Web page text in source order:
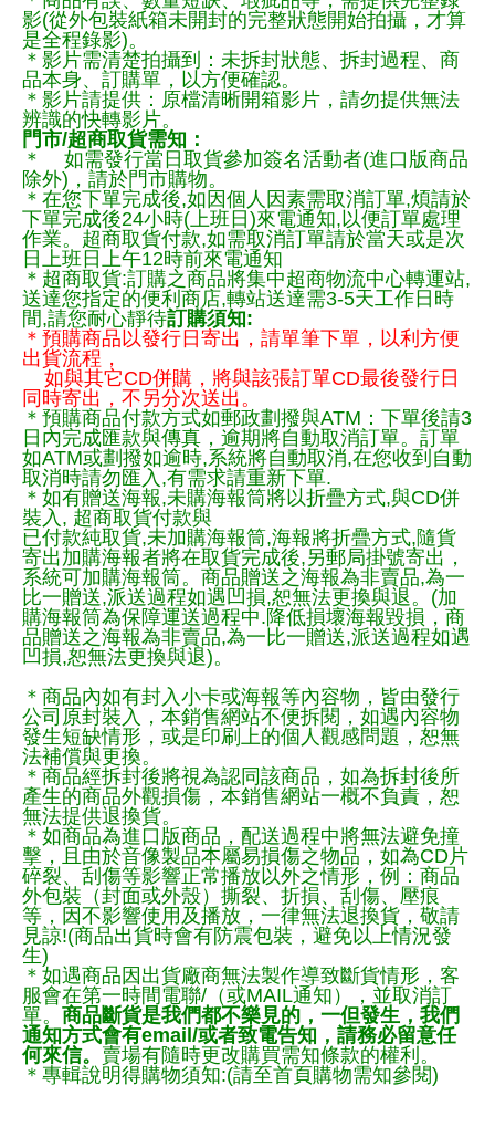
影(從外包裝紙箱未開封的完整狀態開始拍攝，才算
是全程錄影)。
＊影片需清楚拍攝到：未拆封狀態、拆封過程、商
品本身、訂購單，以方便確認。
＊影片請提供：原檔清晰開箱影片，請勿提供無法
辨識的快轉影片。
門市/超商取貨需知：
＊ 如需發行當日取貨參加簽名活動者(進口版商品
除外)，請於門市購物。
＊在您下單完成後,如因個人因素需取消訂單,煩請於
下單完成後24小時(上班日)來電通知,以便訂單處理
作業。超商取貨付款,如需取消訂單請於當天或是次
日上班日上午12時前來電通知
＊超商取貨:訂購之商品將集中超商物流中心轉運站,
送達您指定的便利商店,轉站送達需3-5天工作日時
間,請您耐心靜待訂購須知:
＊預購商品以發行日寄出，請單筆下單，以利方便
出貨流程，
如與其它CD併購，將與該張訂單CD最後發行日
同時寄出，不另分次送出。
＊預購商品付款方式如郵政劃撥與ATM：下單後請3
日內完成匯款與傳真，逾期將自動取消訂單。訂單
如ATM或劃撥如逾時,系統將自動取消,在您收到自動
取消時請勿匯入,有需求請重新下單.
＊如有贈送海報,未購海報筒將以折疊方式,與CD併
裝入, 超商取貨付款與
已付款純取貨,未加購海報筒,海報將折疊方式,隨貨
寄出加購海報者將在取貨完成後,另郵局掛號寄出，
系統可加購海報筒。商品贈送之海報為非賣品,為一
比一贈送,派送過程如遇凹損,恕無法更換與退。(加
購海報筒為保障運送過程中.降低損壞海報毀損，商
品贈送之海報為非賣品,為一比一贈送,派送過程如遇
凹損,恕無法更換與退)。
＊商品內如有封入小卡或海報等內容物，皆由發行
公司原封裝入，本銷售網站不便拆閱，如遇內容物
發生短缺情形，或是印刷上的個人觀感問題，恕無
法補償與更換。
＊商品經拆封後將視為認同該商品，如為拆封後所
產生的商品外觀損傷，本銷售網站一概不負責，恕
無法提供退換貨。
＊如商品為進口版商品，配送過程中將無法避免撞
擊，且由於音像製品本屬易損傷之物品，如為CD片
碎裂、刮傷等影響正常播放以外之情形，例：商品
外包裝（封面或外殼）撕裂、折損、刮傷、壓痕
等，因不影響使用及播放，一律無法退換貨，敬請
見諒!(商品出貨時會有防震包裝，避免以上情況發
生)
＊如遇商品因出貨廠商無法製作導致斷貨情形，客
服會在第一時間電聯/（或MAIL通知），並取消訂
單。 商品斷貨是我們都不樂見的，一但發生，我們
通知方式會有email/或者致電告知，請務必留意任
何來信。 賣場有隨時更改購買需知條款的權利。
＊專輯說明得購物須知:(請至首頁購物需知參閱)